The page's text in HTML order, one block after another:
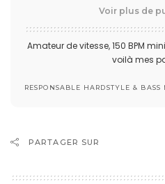
Voir plus de
Amateur de vitesse, 150 BPM
voilà mes
RESPONSABLE HARDSTYLE & BASS
PARTAGER SUR